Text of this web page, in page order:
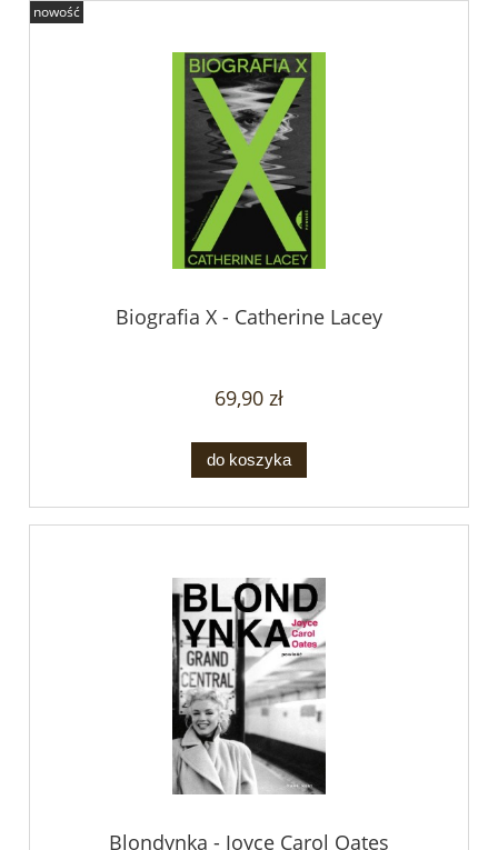
Biografia X - Catherine Lacey
69,90 zł
do koszyka
nowość
Blondynka - Joyce Carol Oates